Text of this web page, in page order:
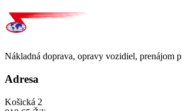
Nákladná doprava, opravy vozidiel, prenájom
Adresa
Košická 2